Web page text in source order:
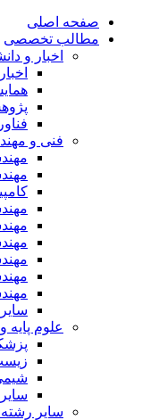
صفحه اصلی
مطالب تخصصی
اخبار و دانشگاه
اخبار و
همایش و
پژوهش
فناوری
فنی و مهندسی
مهندسی
مهندسی
مهندسی
مهندسی
مهندسی
سایر
علوم پایه و
پزشکی
زیست
شیمی
سایر
سایر رشته ها